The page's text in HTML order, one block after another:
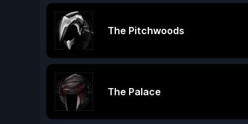
The Pitchwoods
The Palace